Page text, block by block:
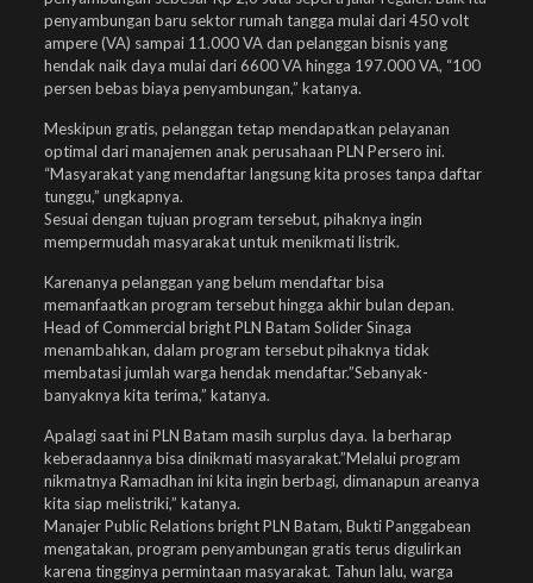
penyambungan baru sektor rumah tangga mulai dari 450 volt
ampere (VA) sampai 11.000 VA dan pelanggan bisnis yang
hendak naik daya mulai dari 6600 VA hingga 197.000 VA, “100
persen bebas biaya penyambungan,” katanya.
Meskipun gratis, pelanggan tetap mendapatkan pelayanan
optimal dari manajemen anak perusahaan PLN Persero ini.
“Masyarakat yang mendaftar langsung kita proses tanpa daftar
tunggu,” ungkapnya.
Sesuai dengan tujuan program tersebut, pihaknya ingin
mempermudah masyarakat untuk menikmati listrik.
Karenanya pelanggan yang belum mendaftar bisa
memanfaatkan program tersebut hingga akhir bulan depan.
Head of Commercial bright PLN Batam Solider Sinaga
menambahkan, dalam program tersebut pihaknya tidak
membatasi jumlah warga hendak mendaftar.”Sebanyak-
banyaknya kita terima,” katanya.
Apalagi saat ini PLN Batam masih surplus daya. Ia berharap
keberadaannya bisa dinikmati masyarakat.”Melalui program
nikmatnya Ramadhan ini kita ingin berbagi, dimanapun areanya
kita siap melistriki,” katanya.
Manajer Public Relations bright PLN Batam, Bukti Panggabean
mengatakan, program penyambungan gratis terus digulirkan
karena tingginya permintaan masyarakat. Tahun lalu, warga